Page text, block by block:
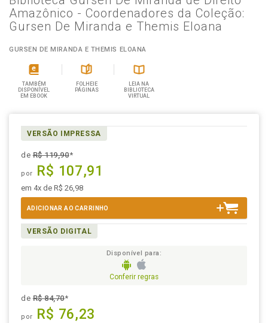
Amazônico - Coordenadores da Coleção:
Gursen De Miranda e Themis Eloana
GURSEN DE MIRANDA E THEMIS ELOANA
TAMBÉM
DISPONÍVEL
EM EBOOK
FOLHEIE
PÁGINAS
LEIA NA
BIBLIOTECA
VIRTUAL
VERSÃO IMPRESSA
deR$ 119,90*
por R$ 107,91
em 4x de R$ 26,98
ADICIONAR AO CARRINHO
VERSÃO DIGITAL
Disponível para:
Conferir regras
deR$ 84,70*
por R$ 76,23